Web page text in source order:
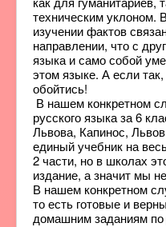
техническим уклоном.
изучении фактов
направлении, что с
языка и само собой
этом языке. А если так,
обойтись!
В нашем конкретном
русского языка за 6
Львова, Капинос,
единый учебник на
2 части, но в школах
издание, а значит мы
В нашем конкретном
то есть готовые и
домашним заданиям по